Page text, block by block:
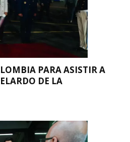
PARA ASISTIR A
DE LA